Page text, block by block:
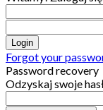
Forgot your
Password recovery
Odzyskaj swoje